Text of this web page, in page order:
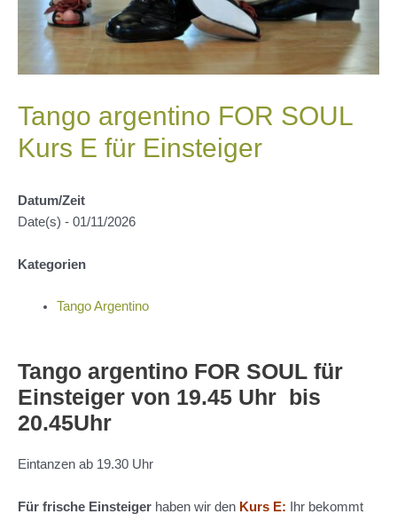
Tango argentino FOR SOUL
Kurs E für Einsteiger
Datum/Zeit
Date(s) - 01/11/2026
Kategorien
Tango Argentino
Tango argentino FOR SOUL für
Einsteiger von 19.45 Uhr bis
20.45Uhr
Eintanzen ab 19.30 Uhr
Für frische Einsteiger haben wir den Kurs E:
Ihr bekommt